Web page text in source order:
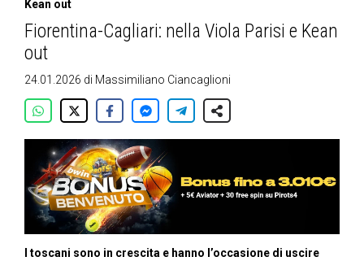
Kean out
Fiorentina-Cagliari: nella Viola Parisi e Kean
out
24.01.2026 di Massimiliano Ciancaglioni
I toscani sono in crescita e hanno l’occasione di uscire